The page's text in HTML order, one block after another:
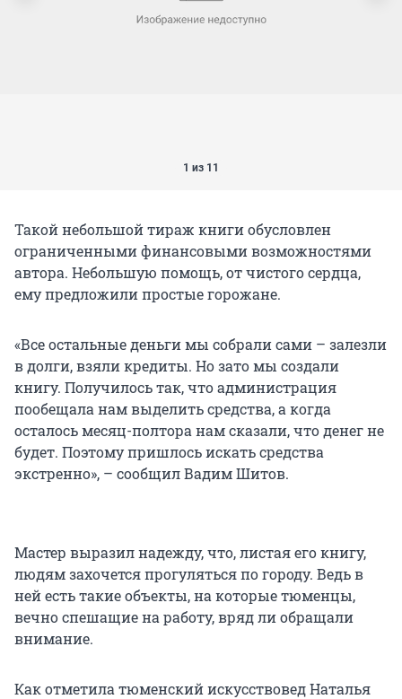
1 из 11
Такой небольшой тираж книги обусловлен
ограниченными финансовыми возможностями
автора. Небольшую помощь, от чистого сердца,
ему предложили простые горожане.
«Все остальные деньги мы собрали сами – залезли
в долги, взяли кредиты. Но зато мы создали
книгу. Получилось так, что администрация
пообещала нам выделить средства, а когда
осталось месяц-полтора нам сказали, что денег не
будет. Поэтому пришлось искать средства
экстренно», – сообщил Вадим Шитов.
Мастер выразил надежду, что, листая его книгу,
людям захочется прогуляться по городу. Ведь в
ней есть такие объекты, на которые тюменцы,
вечно спешащие на работу, вряд ли обращали
внимание.
Как отметила тюменский искусствовед Наталья